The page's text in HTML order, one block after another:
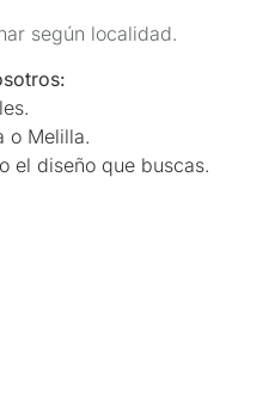
según localidad.
o Melilla.
el diseño que buscas.